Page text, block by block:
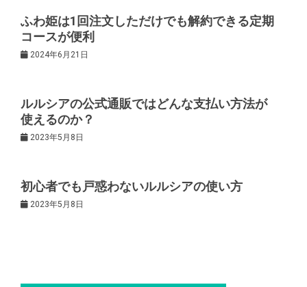
ゲ
ー
ョ
ふわ姫は1回注文しただけでも解約できる定期
コースが便利
2024年6月21日
ルルシアの公式通販ではどんな支払い方法が
使えるのか？
2023年5月8日
初心者でも戸惑わないルルシアの使い方
2023年5月8日